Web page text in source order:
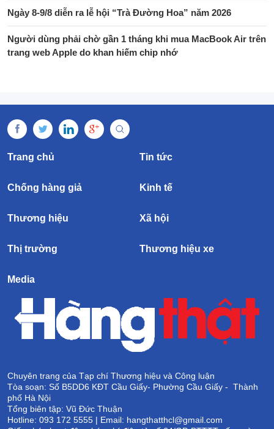
Ngày 8-9/8 diễn ra lễ hội “Trà Đường Hoa” năm 2026
Người dùng phải chờ gần 1 tháng khi mua MacBook Air trên
trang web Apple do khan hiếm chip nhớ
Trang chủ Tin tức
Chống hàng giả Kinh tế
Thương hiệu Xã hội
Thị trường Thương hiệu xe
Media
Chuyên trang của Tạp chí Thương hiệu và Công luận
Tòa soạn: Số B5DD6 KĐT Cầu Giấy- Phường Cầu Giấy - Thành
phố Hà Nội
Tổng biên tập: Vũ Đức Thuận
Hotline: 093 172 5555 | Email: hangthatthcl@gmail.com